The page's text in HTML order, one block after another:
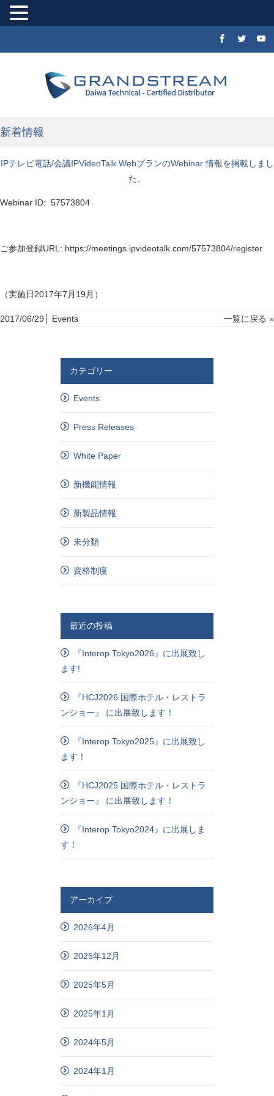
新着情報
IPテレビ電話/会議IPVideoTalk WebプランのWebinar 情報を掲載しまし
た。
Webinar ID: 57573804
ご参加登録URL: https://meetings.ipvideotalk.com/57573804/register
（実施日2017年7月19月）
2017/06/29│ Events 一覧に戻る »
カテゴリー
Events
Press Releases
White Paper
新機能情報
新製品情報
未分類
資格制度
最近の投稿
『Interop Tokyo2026』に出展致し
ます!
『HCJ2026 国際ホテル・レストラ
ンショー』 に出展致します！
『Interop Tokyo2025』に出展致し
ます！
『HCJ2025 国際ホテル・レストラ
ンショー』 に出展致します！
『Interop Tokyo2024』に出展しま
す！
アーカイブ
2026年4月
2025年12月
2025年5月
2025年1月
2024年5月
2024年1月